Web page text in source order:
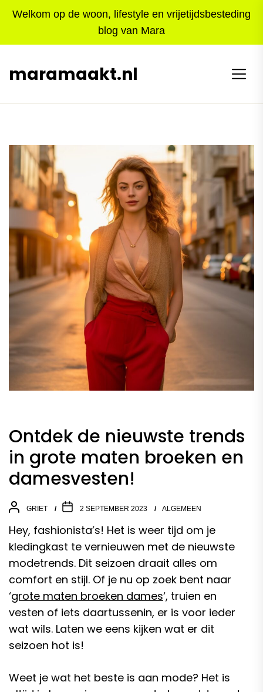
Welkom op de woon, lifestyle en vrijetijdsbesteding
blog van Mara
maramaakt.nl
Ontdek de nieuwste trends
in grote maten broeken en
damesvesten!
GRIET 2 SEPTEMBER 2023 ALGEMEEN
Hey, fashionista’s! Het is weer tijd om je
kledingkast te vernieuwen met de nieuwste
modetrends. Dit seizoen draait alles om
comfort en stijl. Of je nu op zoek bent naar
‘grote maten broeken dames‘, truien en
vesten of iets daartussenin, er is voor ieder
wat wils. Laten we eens kijken wat er dit
seizoen hot is!
Weet je wat het beste is aan mode? Het is